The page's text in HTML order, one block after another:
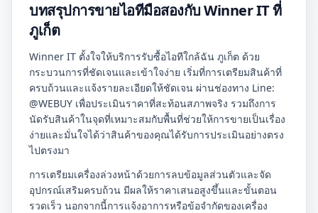
บทสรุปการขายไอทีมือสองกับ Winner IT ที่
ภูเก็ต
Winner IT ตั้งใจให้บริการรับซื้อไอทีใกล้ฉัน ภูเก็ต ด้วย
กระบวนการที่ชัดเจนและเข้าใจง่าย เริ่มที่การเตรียมสินค้าที่
ครบถ้วนและแจ้งรายละเอียดให้ชัดเจน ผ่านช่องทาง Line:
@WEBUY เพื่อประเมินราคาที่สะท้อนสภาพจริง รวมถึงการ
นัดรับสินค้าในจุดที่เหมาะสมกับพื้นที่ช่วยให้การขายเป็นเรื่อง
ง่ายและมั่นใจได้ว่าสินค้าของคุณได้รับการประเมินอย่างตรง
ไปตรงมา
การเตรียมเครื่องล่วงหน้าด้วยการลบข้อมูลส่วนตัวและจัด
อุปกรณ์เสริมครบถ้วน มีผลให้ราคาเสนอสูงขึ้นและขั้นตอน
รวดเร็ว นอกจากนี้การแจ้งอาการหรือข้อจำกัดของเครื่อง